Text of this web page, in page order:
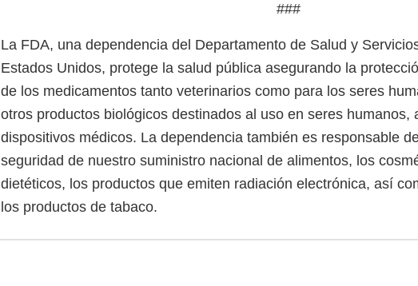
###
La FDA, una dependencia del Departamento de Salud y
Estados Unidos, protege la salud pública asegurando la
de los medicamentos tanto veterinarios como para los seres
otros productos biológicos destinados al uso en seres humanos,
dispositivos médicos. La dependencia también es responsable
seguridad de nuestro suministro nacional de alimentos, los
dietéticos, los productos que emiten radiación electrónica, así
los productos de tabaco.